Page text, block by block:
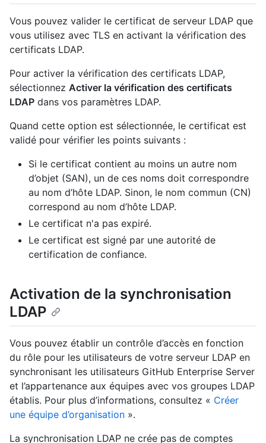
Vous pouvez valider le certificat de serveur LDAP que
vous utilisez avec TLS en activant la vérification des
certificats LDAP.
Pour activer la vérification des certificats LDAP,
sélectionnez Activer la vérification des certificats
LDAP dans vos paramètres LDAP.
Quand cette option est sélectionnée, le certificat est
validé pour vérifier les points suivants :
Si le certificat contient au moins un autre nom
d’objet (SAN), un de ces noms doit correspondre
au nom d’hôte LDAP. Sinon, le nom commun (CN)
correspond au nom d’hôte LDAP.
Le certificat n'a pas expiré.
Le certificat est signé par une autorité de
certification de confiance.
Activation de la synchronisation
LDAP
Vous pouvez établir un contrôle d’accès en fonction
du rôle pour les utilisateurs de votre serveur LDAP en
synchronisant les utilisateurs GitHub Enterprise Server
et l’appartenance aux équipes avec vos groupes LDAP
établis. Pour plus d’informations, consultez « Créer
une équipe d’organisation ».
La synchronisation LDAP ne crée pas de comptes